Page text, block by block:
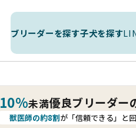
ブリーダーを探す子犬を探す
10%未満優良ブリーダー
獣医師の約8割が「信頼できる」と